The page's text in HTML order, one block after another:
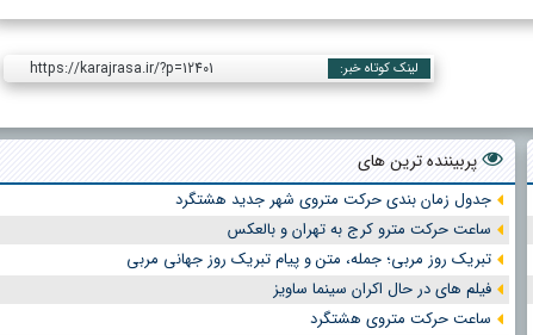
لینک کوتاه خبر: https://karajrasa.ir/?p=12401
پربیننده ترین های
جدول زمان بندی حرکت متروی شهر جدید هشتگرد
ساعت حرکت مترو کرج به تهران و بالعکس
تبریک روز مربی؛ جمله، متن و پیام تبریک روز جهانی مربی
فیلم های در حال اکران سینما ساویز
ساعت حرکت متروی هشتگرد